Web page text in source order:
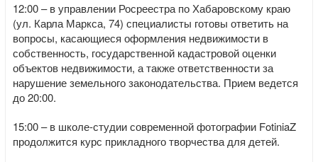
12:00 – в управлении Росреестра по Хабаровскому краю
(ул. Карла Маркса, 74) специалисты готовы ответить на
вопросы, касающиеся оформления недвижимости в
собственность, государственной кадастровой оценки
объектов недвижимости, а также ответственности за
нарушение земельного законодательства. Прием ведется
до 20:00.
15:00 – в школе-студии современной фотографии FotiniaZ
продолжится курс прикладного творчества для детей.